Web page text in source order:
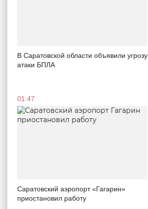
В Саратовской области объявили угрозу
атаки БПЛА
01:47
Саратовский аэропорт «Гагарин»
приостановил работу